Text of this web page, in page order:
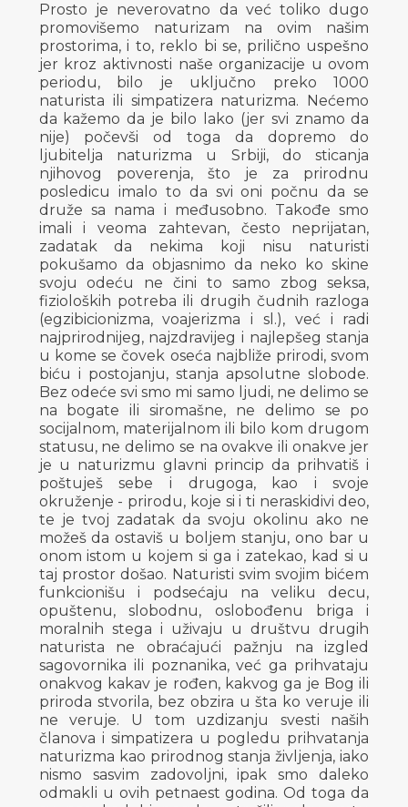
Prosto je neverovatno da već toliko dugo
promovišemo naturizam na ovim našim
prostorima, i to, reklo bi se, prilično uspešno
jer kroz aktivnosti naše organizacije u ovom
periodu, bilo je uključno preko 1000
naturista ili simpatizera naturizma. Nećemo
da kažemo da je bilo lako (jer svi znamo da
nije) počevši od toga da dopremo do
ljubitelja naturizma u Srbiji, do sticanja
njihovog poverenja, što je za prirodnu
posledicu imalo to da svi oni počnu da se
druže sa nama i međusobno. Takođe smo
imali i veoma zahtevan, često neprijatan,
zadatak da nekima koji nisu naturisti
pokušamo da objasnimo da neko ko skine
svoju odeću ne čini to samo zbog seksa,
fizioloških potreba ili drugih čudnih razloga
(egzibicionizma, voajerizma i sl.), već i radi
najprirodnijeg, najzdravijeg i najlepšeg stanja
u kome se čovek oseća najbliže prirodi, svom
biću i postojanju, stanja apsolutne slobode.
Bez odeće svi smo mi samo ljudi, ne delimo se
na bogate ili siromašne, ne delimo se po
socijalnom, materijalnom ili bilo kom drugom
statusu, ne delimo se na ovakve ili onakve jer
je u naturizmu glavni princip da prihvatiš i
poštuješ sebe i drugoga, kao i svoje
okruženje - prirodu, koje si i ti neraskidivi deo,
te je tvoj zadatak da svoju okolinu ako ne
možeš da ostaviš u boljem stanju, ono bar u
onom istom u kojem si ga i zatekao, kad si u
taj prostor došao. Naturisti svim svojim bićem
funkcionišu i podsećaju na veliku decu,
opuštenu, slobodnu, oslobođenu briga i
moralnih stega i uživaju u društvu drugih
naturista ne obraćajući pažnju na izgled
sagovornika ili poznanika, već ga prihvataju
onakvog kakav je rođen, kakvog ga je Bog ili
priroda stvorila, bez obzira u šta ko veruje ili
ne veruje. U tom uzdizanju svesti naših
članova i simpatizera u pogledu prihvatanja
naturizma kao prirodnog stanja življenja, iako
nismo sasvim zadovoljni, ipak smo daleko
odmakli u ovih petnaest godina. Od toga da